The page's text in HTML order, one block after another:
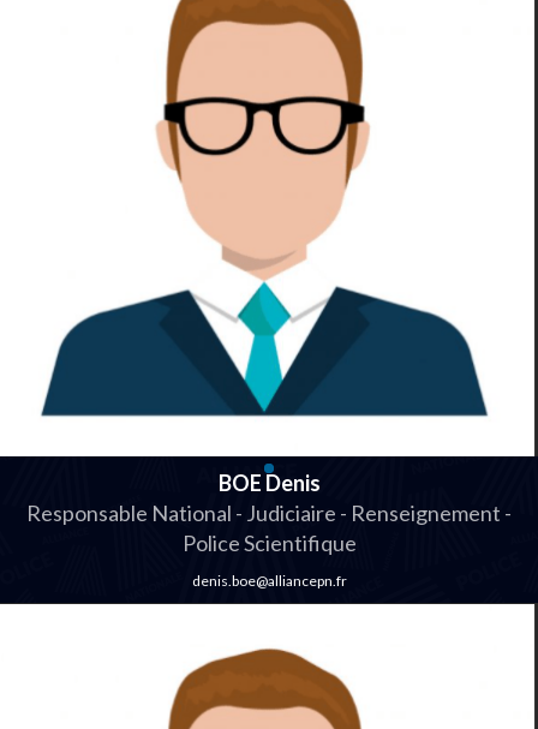
BOE Denis
Responsable National - Judiciaire - Renseignement -
Police Scientifique
denis.boe@alliancepn.fr